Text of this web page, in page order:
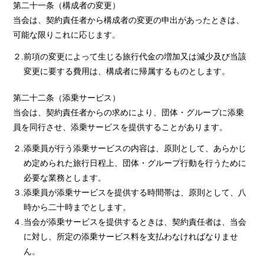
第二十一条（構成者の変更）
当会は、契約責任者から構成者の変更の申出があったときは、
可能な限りこれに応じます。
２.前項の変更によって生じる旅行代金の増加又は減少及び当該
変更に要する費用は、構成者に帰属するものとします。
第二十二条（添乗サービス）
当会は、契約責任者からの求めにより、団体・グループに添乗
員を同行させ、添乗サービスを提供することがあります。
２.添乗員が行う添乗サービスの内容は、原則として、あらかじ
め定められた旅行日程上、団体・グループ行動を行うために
必要な業務とします。
３.添乗員が添乗サービスを提供する時間帯は、原則として、八
時から二十時までとします。
４.当会が添乗サービスを提供するときは、契約責任者は、当会
に対し、所定の添乗サービス料を支払わなければなりませ
ん。